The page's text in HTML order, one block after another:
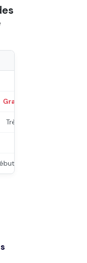
Gratuit mais inefficace
Très variable (via tiers)
/ Très faible